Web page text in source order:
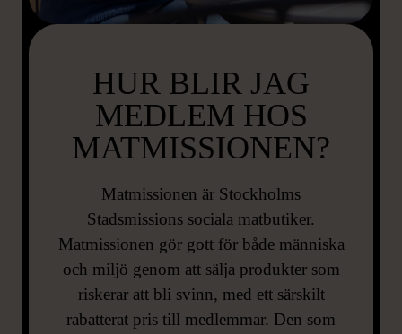
HUR BLIR JAG
MEDLEM HOS
MATMISSIONEN?
Matmissionen är Stockholms
Stadsmissions sociala matbutiker.
Matmissionen gör gott för både människa
och miljö genom att sälja produkter som
riskerar att bli svinn, med ett särskilt
rabatterat pris till medlemmar. Den som